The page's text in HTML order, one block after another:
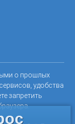
о прошлых
удобства
запретить